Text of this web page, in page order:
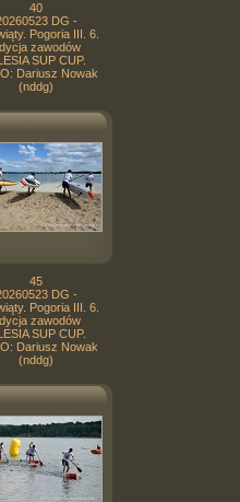
40
DG -
Pogoria III. 6.
zawodów
SUP CUP.
Dariusz Nowak
(nddg)
45
DG -
Pogoria III. 6.
zawodów
SUP CUP.
Dariusz Nowak
(nddg)